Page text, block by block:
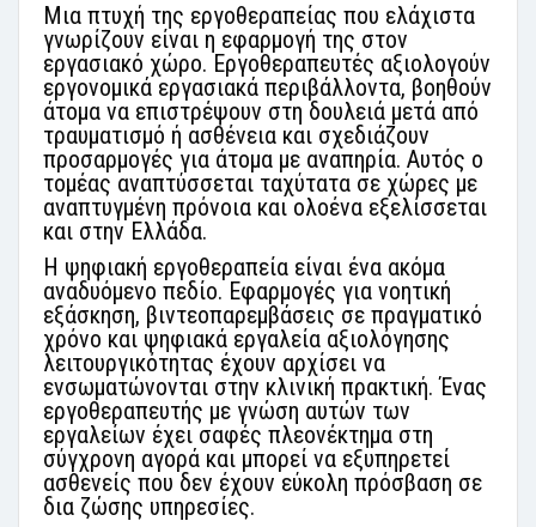
Μια πτυχή της εργοθεραπείας που ελάχιστα
γνωρίζουν είναι η εφαρμογή της στον
εργασιακό χώρο. Εργοθεραπευτές αξιολογούν
εργονομικά εργασιακά περιβάλλοντα, βοηθούν
άτομα να επιστρέψουν στη δουλειά μετά από
τραυματισμό ή ασθένεια και σχεδιάζουν
προσαρμογές για άτομα με αναπηρία. Αυτός ο
τομέας αναπτύσσεται ταχύτατα σε χώρες με
αναπτυγμένη πρόνοια και ολοένα εξελίσσεται
και στην Ελλάδα.
Η ψηφιακή εργοθεραπεία είναι ένα ακόμα
αναδυόμενο πεδίο. Εφαρμογές για νοητική
εξάσκηση, βιντεοπαρεμβάσεις σε πραγματικό
χρόνο και ψηφιακά εργαλεία αξιολόγησης
λειτουργικότητας έχουν αρχίσει να
ενσωματώνονται στην κλινική πρακτική. Ένας
εργοθεραπευτής με γνώση αυτών των
εργαλείων έχει σαφές πλεονέκτημα στη
σύγχρονη αγορά και μπορεί να εξυπηρετεί
ασθενείς που δεν έχουν εύκολη πρόσβαση σε
δια ζώσης υπηρεσίες.